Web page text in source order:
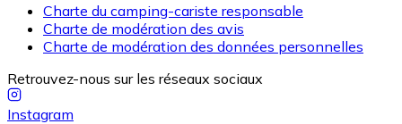
Charte du camping-cariste responsable
Charte de modération des avis
Charte de modération des données personnelles
Retrouvez-nous sur les réseaux sociaux
Instagram